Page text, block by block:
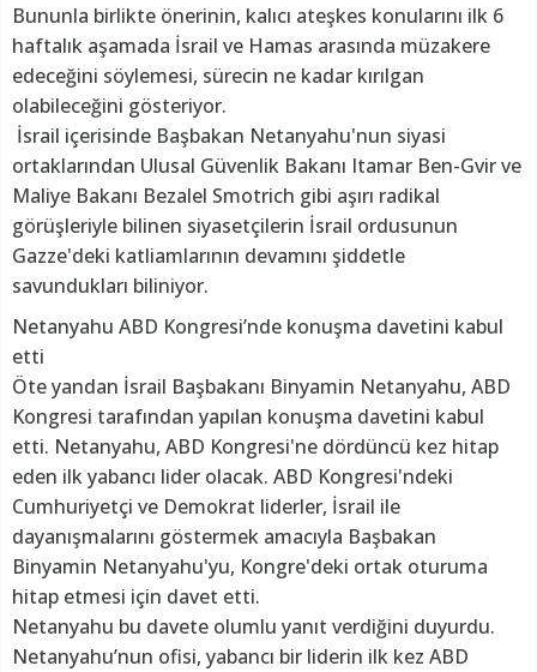
Bununla birlikte önerinin, kalıcı ateşkes konularını ilk 6
haftalık aşamada İsrail ve Hamas arasında müzakere
edeceğini söylemesi, sürecin ne kadar kırılgan
olabileceğini gösteriyor.
İsrail içerisinde Başbakan Netanyahu'nun siyasi
ortaklarından Ulusal Güvenlik Bakanı Itamar Ben-Gvir ve
Maliye Bakanı Bezalel Smotrich gibi aşırı radikal
görüşleriyle bilinen siyasetçilerin İsrail ordusunun
Gazze'deki katliamlarının devamını şiddetle
savundukları biliniyor.
Netanyahu ABD Kongresi’nde konuşma davetini kabul
etti
Öte yandan İsrail Başbakanı Binyamin Netanyahu, ABD
Kongresi tarafından yapılan konuşma davetini kabul
etti. Netanyahu, ABD Kongresi'ne dördüncü kez hitap
eden ilk yabancı lider olacak. ABD Kongresi'ndeki
Cumhuriyetçi ve Demokrat liderler, İsrail ile
dayanışmalarını göstermek amacıyla Başbakan
Binyamin Netanyahu'yu, Kongre'deki ortak oturuma
hitap etmesi için davet etti.
Netanyahu bu davete olumlu yanıt verdiğini duyurdu.
Netanyahu’nun ofisi, yabancı bir liderin ilk kez ABD